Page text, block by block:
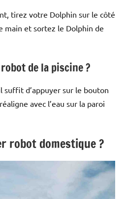
tirez votre Dolphin sur le côté
main et sortez le Dolphin de
de la piscine ?
suffit d’appuyer sur le bouton
avec l’eau sur la paroi
robot domestique ?